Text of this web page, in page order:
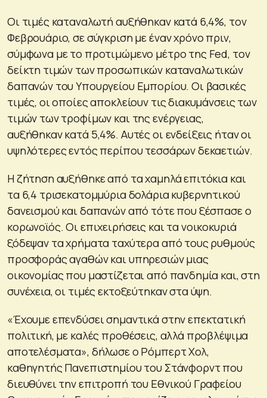
Οι τιμές καταναλωτή αυξήθηκαν κατά 6,4%, τον
Φεβρουάριο, σε σύγκριση με έναν χρόνο πριν,
σύμφωνα με το προτιμώμενο μέτρο της Fed, τον
δείκτη τιμών των προσωπικών καταναλωτικών
δαπανών του Υπουργείου Εμπορίου. Οι βασικές
τιμές, οι οποίες αποκλείουν τις διακυμάνσεις των
τιμών των τροφίμων και της ενέργειας,
αυξήθηκαν κατά 5,4%. Αυτές οι ενδείξεις ήταν οι
υψηλότερες εντός περίπου τεσσάρων δεκαετιών.
Η ζήτηση αυξήθηκε από τα χαμηλά επιτόκια και
τα 6,4 τρισεκατομμύρια δολάρια κυβερνητικού
δανεισμού και δαπανών από τότε που ξέσπασε ο
κορωνοϊός. Οι επιχειρήσεις και τα νοικοκυριά
ξόδεψαν τα χρήματα ταχύτερα από τους ρυθμούς
προσφοράς αγαθών και υπηρεσιών μιας
οικονομίας που μαστίζεται από πανδημία και, στη
συνέχεια, οι τιμές εκτοξεύτηκαν στα ύψη.
«Έχουμε επενδύσει σημαντικά στην επεκτατική
πολιτική, με καλές προθέσεις, αλλά προβλέψιμα
αποτελέσματα», δήλωσε ο Ρόμπερτ Χολ,
καθηγητής Πανεπιστημίου του Στάνφορντ που
διευθύνει την επιτροπή του Εθνικού Γραφείου